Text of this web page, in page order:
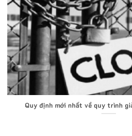
Quy định mới nhất về quy trình